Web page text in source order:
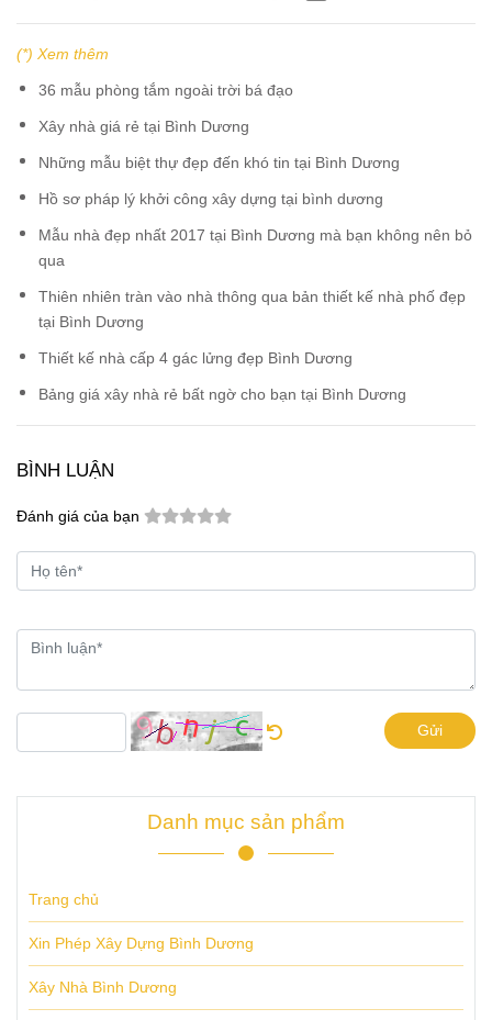
(*) Xem thêm
36 mẫu phòng tắm ngoài trời bá đạo
Xây nhà giá rẻ tại Bình Dương
Những mẫu biệt thự đẹp đến khó tin tại Bình Dương
Hồ sơ pháp lý khởi công xây dựng tại bình dương
Mẫu nhà đẹp nhất 2017 tại Bình Dương mà bạn không nên bỏ
qua
Thiên nhiên tràn vào nhà thông qua bản thiết kế nhà phố đẹp
tại Bình Dương
Thiết kế nhà cấp 4 gác lửng đẹp Bình Dương
Bảng giá xây nhà rẻ bất ngờ cho bạn tại Bình Dương
BÌNH LUẬN
Đánh giá của bạn
Gửi
Danh mục sản phẩm
Trang chủ
Xin Phép Xây Dựng Bình Dương
Xây Nhà Bình Dương